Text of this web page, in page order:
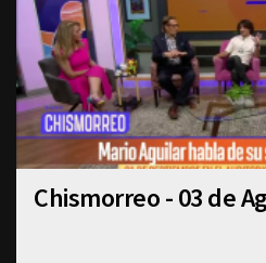
Chismorreo - 03 de